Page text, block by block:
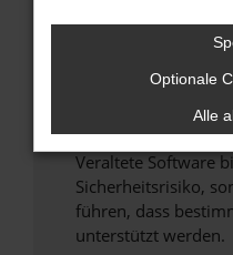
Das kann
Probleme zu
Stelle sicher,
Betriebssystem
sind.
Veraltete Software
Sicherheitsrisiko,
führen, dass
unterstützt werden.
Optionale
Alle